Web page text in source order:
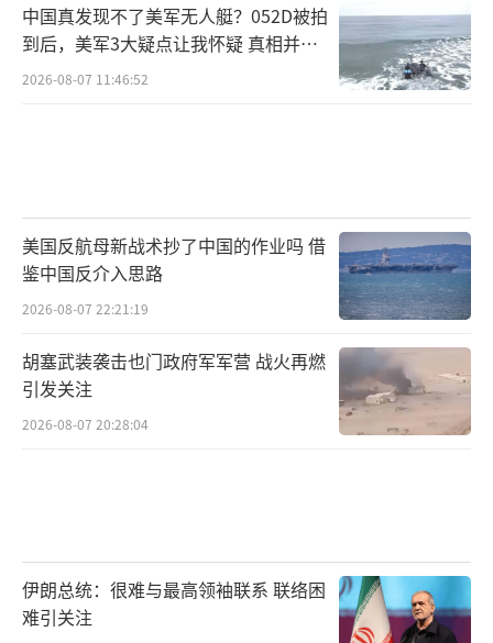
中国真发现不了美军无人艇？052D被拍
到后，美军3大疑点让我怀疑 真相并非
如此
2026-08-07 11:46:52
美国反航母新战术抄了中国的作业吗 借
鉴中国反介入思路
2026-08-07 22:21:19
胡塞武装袭击也门政府军军营 战火再燃
引发关注
2026-08-07 20:28:04
伊朗总统：很难与最高领袖联系 联络困
难引关注